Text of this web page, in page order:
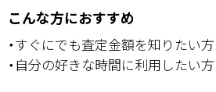
こんな方におすすめ
・すぐにでも査定金額を知りたい方
・自分の好きな時間に利用したい方